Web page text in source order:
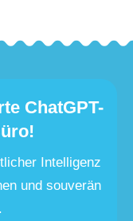
ChatGPT-
Intelligenz
und souverän